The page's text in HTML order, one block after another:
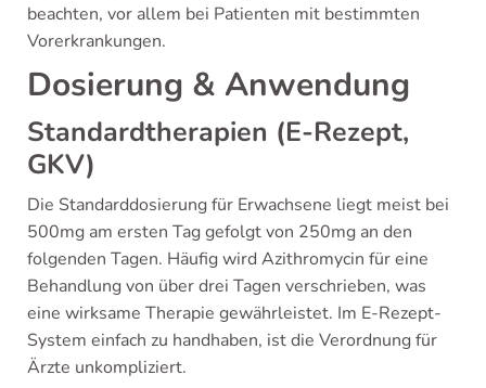
beachten, vor allem bei Patienten mit bestimmten
Vorerkrankungen.
Dosierung & Anwendung
Standardtherapien (E-Rezept,
GKV)
Die Standarddosierung für Erwachsene liegt meist bei
500mg am ersten Tag gefolgt von 250mg an den
folgenden Tagen. Häufig wird Azithromycin für eine
Behandlung von über drei Tagen verschrieben, was
eine wirksame Therapie gewährleistet. Im E-Rezept-
System einfach zu handhaben, ist die Verordnung für
Ärzte unkompliziert.